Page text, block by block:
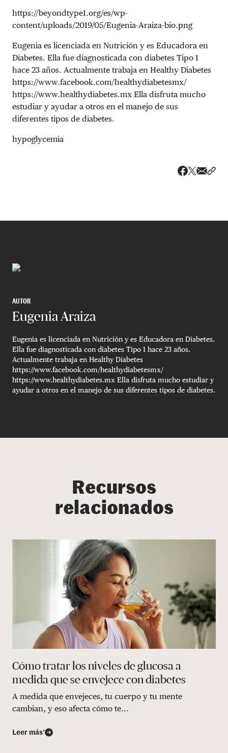
https://beyondtype1.org/es/wp-
content/uploads/2019/05/Eugenia-Araiza-bio.png
Eugenia es licenciada en Nutrición y es Educadora en
Diabetes. Ella fue diagnosticada con diabetes Tipo 1
hace 23 años. Actualmente trabaja en Healthy Diabetes
https://www.facebook.com/healthydiabetesmx/
https://www.healthydiabetes.mx Ella disfruta mucho
estudiar y ayudar a otros en el manejo de sus
diferentes tipos de diabetes.
hypoglycemia
AUTOR
Eugenia Araiza
Eugenia es licenciada en Nutrición y es Educadora en Diabetes.
Ella fue diagnosticada con diabetes Tipo 1 hace 23 años.
Actualmente trabaja en Healthy Diabetes
https://www.facebook.com/healthydiabetesmx/
https://www.healthydiabetes.mx Ella disfruta mucho estudiar y
ayudar a otros en el manejo de sus diferentes tipos de diabetes.
Recursos
relacionados
Cómo tratar los niveles de glucosa a
medida que se envejece con diabetes
A medida que envejeces, tu cuerpo y tu mente
cambian, y eso afecta cómo te...
Leer más’